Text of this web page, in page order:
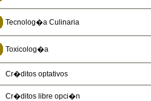
Tecnolog�a Culinaria
Toxicolog�a
Cr�ditos optativos
Cr�ditos libre opci�n